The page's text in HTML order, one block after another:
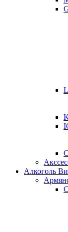
Алкоголь